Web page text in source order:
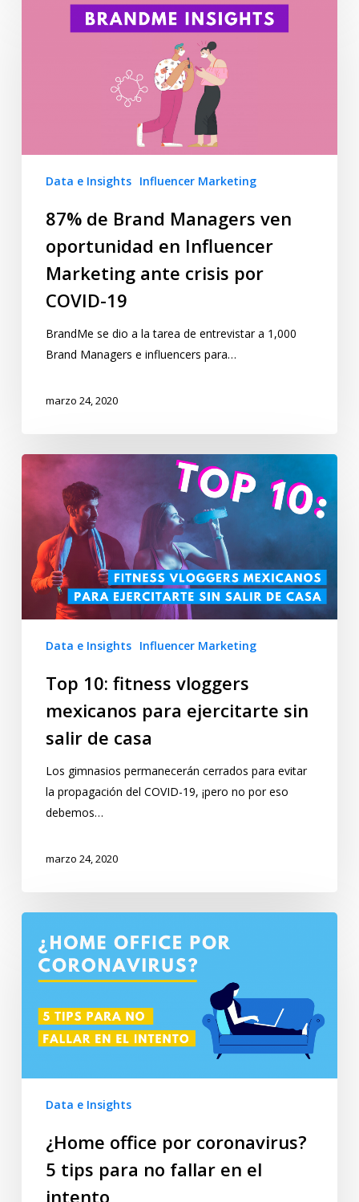
Data e Insights Influencer Marketing
87% de Brand Managers ven
oportunidad en Influencer
Marketing ante crisis por
COVID-19
BrandMe se dio a la tarea de entrevistar a 1,000
Brand Managers e influencers para…
marzo 24, 2020
Data e Insights Influencer Marketing
Top 10: fitness vloggers
mexicanos para ejercitarte sin
salir de casa
Los gimnasios permanecerán cerrados para evitar
la propagación del COVID-19, ¡pero no por eso
debemos…
marzo 24, 2020
Data e Insights
¿Home office por coronavirus?
5 tips para no fallar en el
intento